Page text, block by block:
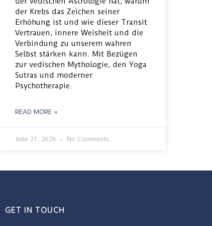
der Krebs das Zeichen seiner
Erhöhung ist und wie dieser Transit
Vertrauen, innere Weisheit und die
Verbindung zu unserem wahren
Selbst stärken kann. Mit Bezügen
zur vedischen Mythologie, den Yoga
Sutras und moderner
Psychotherapie.
READ MORE »
June 27, 2026 No Comments
GET IN TOUCH